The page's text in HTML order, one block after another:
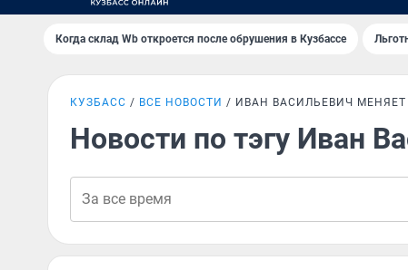
Когда склад Wb откроется после обрушения в Кузбассе
КУЗБАСС ВСЕ НОВОСТИ ИВАН ВАСИЛЬЕВИЧ
Новости по тэгу Иван